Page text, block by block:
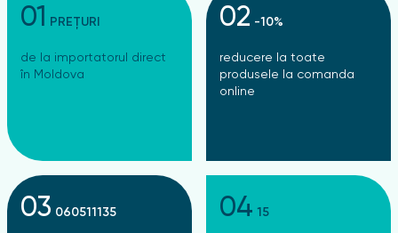
01 PREȚURI
de la importatorul direct
în Moldova
02 -10%
reducere la toate
produsele la comanda
online
03 060511135 04 15